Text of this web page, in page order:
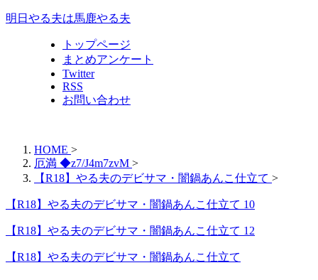
明日やる夫は馬鹿やる夫
トップページ
まとめアンケート
Twitter
RSS
お問い合わせ
HOME >
厄満 ◆z7/J4m7zvM >
【R18】やる夫のデビサマ・闇鍋あんこ仕立て >
【R18】やる夫のデビサマ・闇鍋あんこ仕立て 10
【R18】やる夫のデビサマ・闇鍋あんこ仕立て 12
【R18】やる夫のデビサマ・闇鍋あんこ仕立て